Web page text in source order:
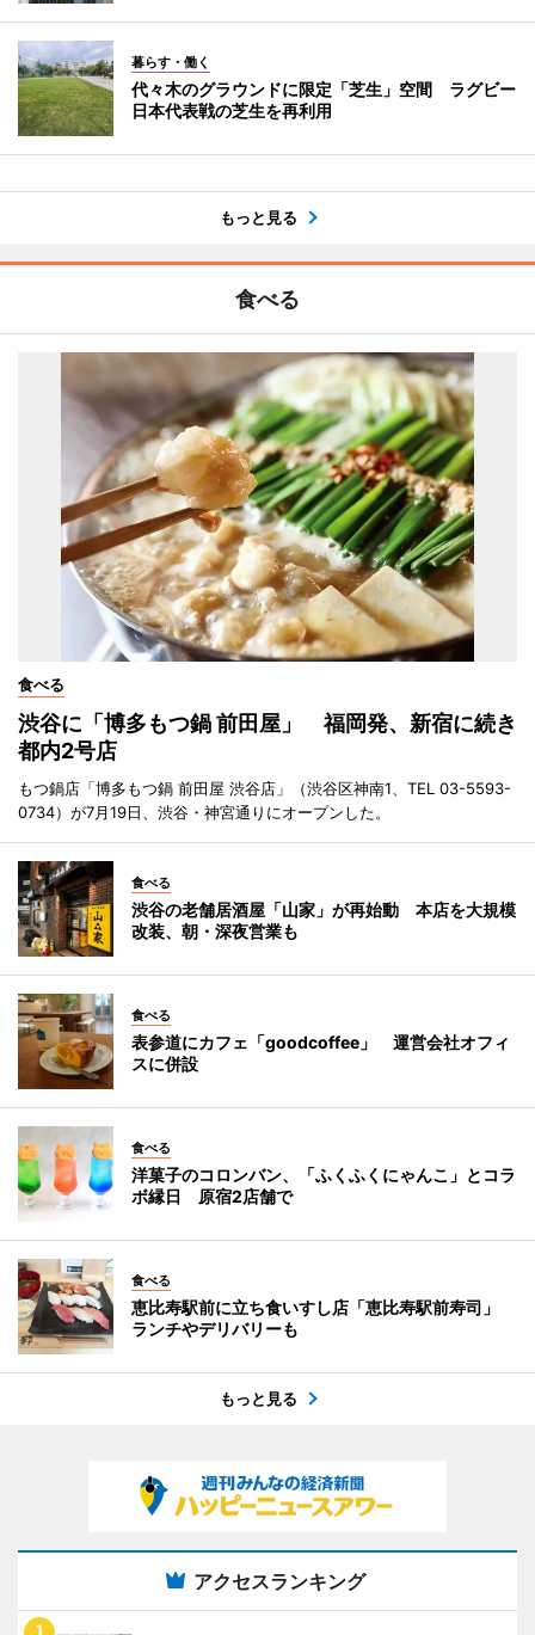
暮らす・働く
代々木のグラウンドに限定「芝生」空間 ラグビー
日本代表戦の芝生を再利用
もっと見る
食べる
食べる
渋谷に「博多もつ鍋 前田屋」 福岡発、新宿に続き
都内2号店
もつ鍋店「博多もつ鍋 前田屋 渋谷店」（渋谷区神南1、TEL 03-5593-
0734）が7月19日、渋谷・神宮通りにオープンした。
食べる
渋谷の老舗居酒屋「山家」が再始動 本店を大規模
改装、朝・深夜営業も
食べる
表参道にカフェ「goodcoffee」 運営会社オフィ
スに併設
食べる
洋菓子のコロンバン、「ふくふくにゃんこ」とコラ
ボ縁日 原宿2店舗で
食べる
恵比寿駅前に立ち食いすし店「恵比寿駅前寿司」
ランチやデリバリーも
もっと見る
アクセスランキング